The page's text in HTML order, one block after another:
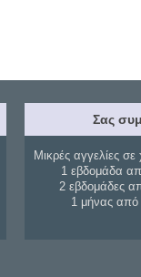
Σας
Μικρές αγγελίες σε
1 εβδομάδα
2 εβδομάδες
1 μήνας